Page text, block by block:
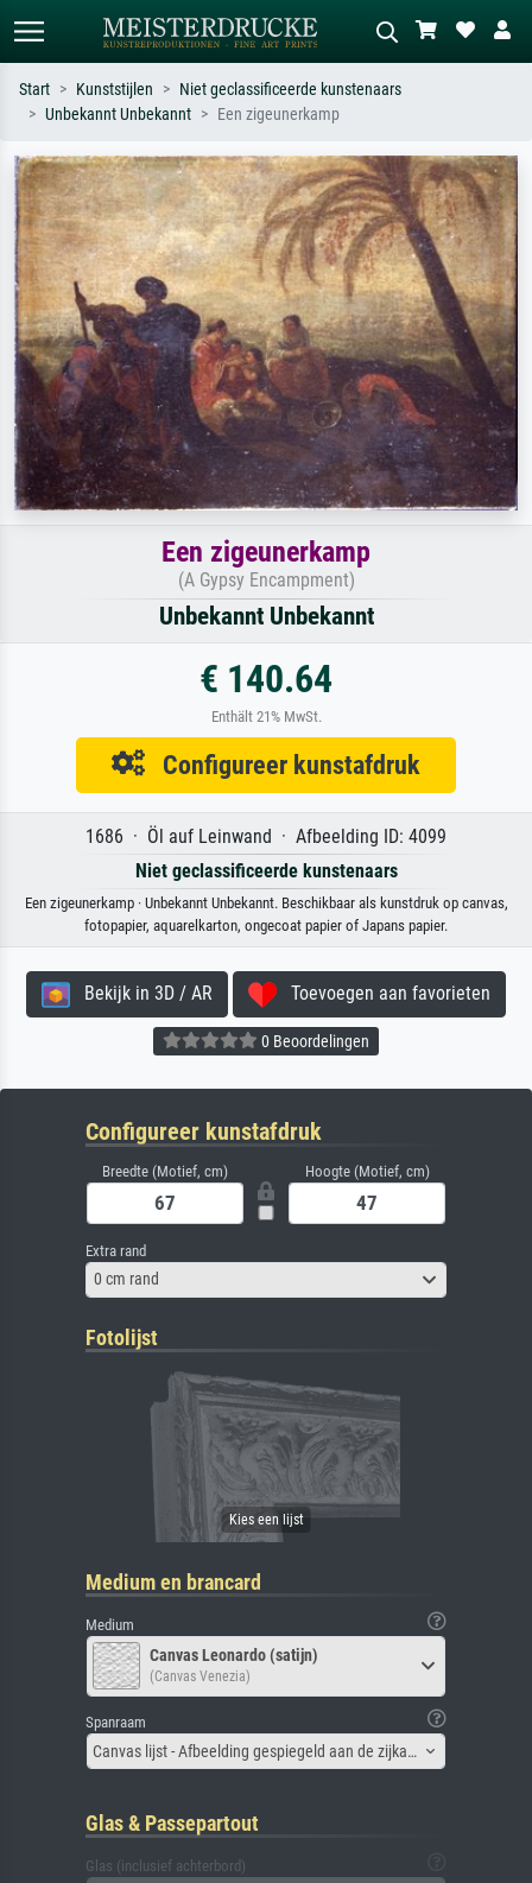
Zoek op kunstenaar, titel of stijl – bijv.
Monet, Sterrennacht, impressionisme,
Hokusai-golf, naakt.
Beschrijf de scène – bijv. groene
weide, abstract met veel rood, donker
olieverfschilderij, staand naakt naast
een boom.
Start Kunststijlen
Niet geclassificeerde kunstenaars
Unbekannt Unbekannt
Een zigeunerkamp
Een zigeunerkamp
(A Gypsy Encampment)
Unbekannt Unbekannt
€ 140.64
Enthält 21% MwSt.
Configureer kunstafdruk
1686 · Öl auf Leinwand · Afbeelding ID: 4099
Niet geclassificeerde kunstenaars
Een zigeunerkamp · Unbekannt Unbekannt. Beschikbaar als kunstdruk op canvas,
fotopapier, aquarelkarton, ongecoat papier of Japans papier.
Bekijk in 3D / AR Toevoegen aan favorieten
0 Beoordelingen
Configureer kunstafdruk
Breedte (Motief, cm) Hoogte (Motief, cm)
Extra rand
0 cm rand
Fotolijst
Medium en brancard
Medium
Canvas Leonardo (satijn)
(Canvas Venezia)
Spanraam
Canvas lijst - Afbeelding gespiegeld aan de zijkant
Glas & Passepartout
Glas (inclusief achterbord)